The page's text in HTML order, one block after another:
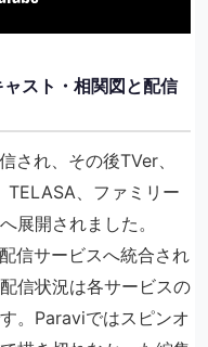
ャスト・相関図と配信
され、その後TVer、
TELASA、ファミリー
展開されました。
信サービスへ統合され
信状況は各サービスの
。Paraviではスピンオ